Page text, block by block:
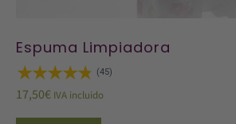
Espuma Limpiadora
(45)
17,50€ IVA incluido